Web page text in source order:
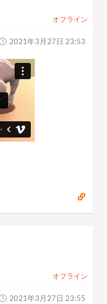
オフライン
2021年3月27日 23:53
オフライン
2021年3月27日 23:55